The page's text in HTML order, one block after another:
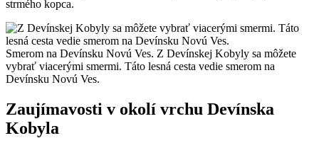
strmého kopca.
Smerom na Devínsku Novú Ves. Z Devínskej Kobyly sa môžete
vybrať viacerými smermi. Táto lesná cesta vedie smerom na
Devínsku Novú Ves.
Zaujímavosti v okolí vrchu Devínska
Kobyla